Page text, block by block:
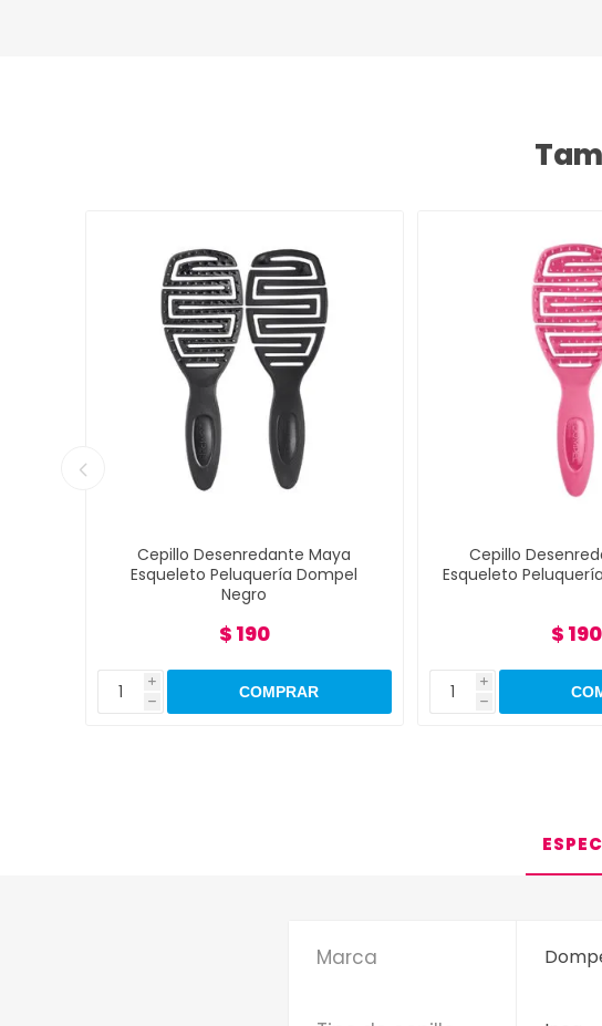
Cepillo Desenredante Maya
Esqueleto Peluquería Dompel
Negro
$ 190
i
h
Cepillo
Esqueleto
$ 190
i
h
Marca